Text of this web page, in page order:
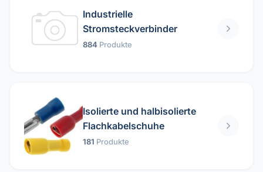
Industrielle
Stromsteckverbinder
884 Produkte
Isolierte und halbisolierte
Flachkabelschuhe
181 Produkte